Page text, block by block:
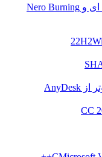
Nero Burning
از AnyDesk